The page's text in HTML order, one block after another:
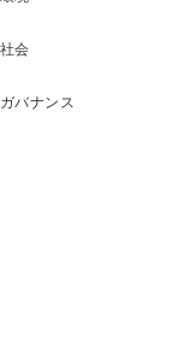
社会
ガバナンス